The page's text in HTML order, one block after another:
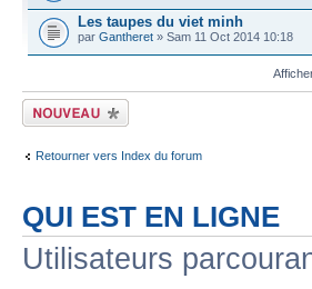
Les taupes du viet minh
par Gantheret » Sam 11 Oct 2014 10:18
Écrire un nouveau
sujet
Retourner vers Index du forum
QUI EST EN LIGNE
Utilisateurs